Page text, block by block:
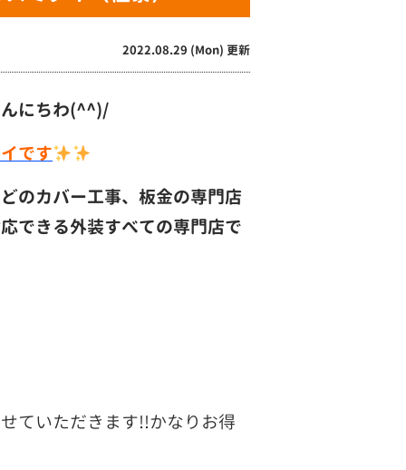
2022.08.29 (Mon) 更新
にちわ(^^)/
です
のカバー工事、板金の専門店
できる外装すべての専門店で
ていただきます!!かなりお得